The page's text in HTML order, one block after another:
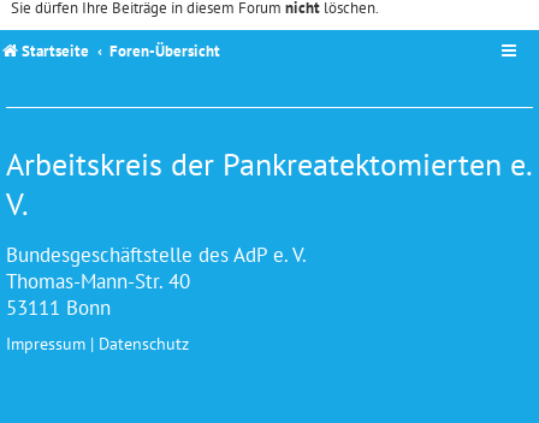
Sie dürfen Ihre Beiträge in diesem Forum nicht löschen.
Startseite Foren-Übersicht
Arbeitskreis der Pankreatektomierten e.
V.
Bundesgeschäftstelle des AdP e. V.
Thomas-Mann-Str. 40
53111 Bonn
Impressum | Datenschutz